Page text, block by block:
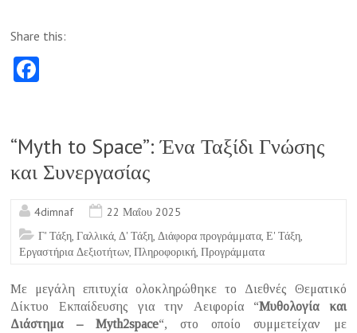
Share this:
o
o
“Myth to Space”: Ένα Ταξίδι Γνώσης
και Συνεργασίας
4dimnaf
22 Μαΐου 2025
Γ' Τάξη ,Γαλλικά Δ' Τάξη Διάφορα προγράμματα ,Ε' Τάξη
Εργαστήρια Δεξιοτήτων ,Πληροφορική ,Προγράμματα
Με μεγάλη επιτυχία ολοκληρώθηκε το Διεθνές Θεματικό
Δίκτυο Εκπαίδευσης για την Αειφορία “Μυθολογία και
Διάστημα – Myth2space“, στο οποίο συμμετείχαν με